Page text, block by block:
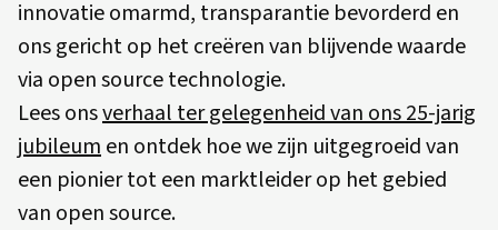
innovatie omarmd, transparantie bevorderd en
ons gericht op het creëren van blijvende waarde
via open source technologie.
Lees onsverhaal ter gelegenheid van ons 25-jarig
jubileum en ontdek hoe we zijn uitgegroeid van
een pionier tot een marktleider op het gebied
van open source.